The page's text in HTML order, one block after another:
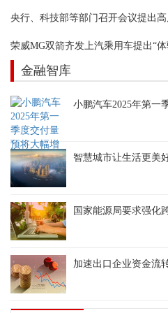
央行、科技部等部门召开会议提出
荣威MG双箭齐发上汽乘用车提出“体
金融智库
小鹏汽车2025年第一
智慧城市让生活更美
国家能源局要求强化
加速出口企业资金流